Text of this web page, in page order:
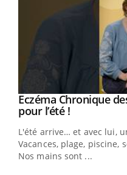
Youtube
Eczéma Chronique
pour l’été !Youtube
L'été arrive… et avec lui,
Vacances, plage,
Nos mains sont ...